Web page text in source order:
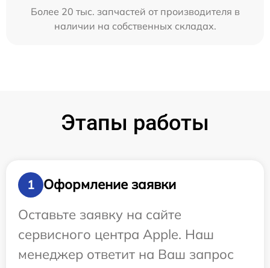
Более 20 тыс. запчастей от производителя в
наличии на собственных складах.
Этапы работы
1
Оформление заявки
Оставьте заявку на сайте
сервисного центра Apple. Наш
менеджер ответит на Ваш запрос